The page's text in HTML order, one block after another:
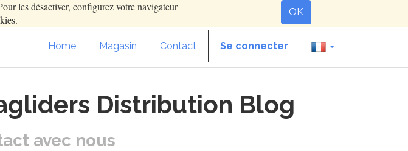
les désactiver, configurez votre navigateur
OK
Home Magasin Contact Se connecter
Distribution Blog
avec nous